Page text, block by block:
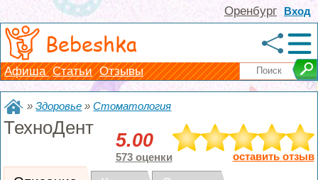
Вход
Оренбург
Bebeshka
Афиша Статьи Отзывы
»Здоровье »Стоматология
ТехноДент
5.00
573 оценки оставить отзыв